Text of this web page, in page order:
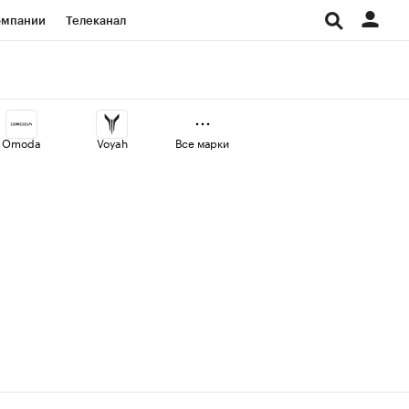
Телеканал
Проверка контрагентов
Omoda Voyah Все марки